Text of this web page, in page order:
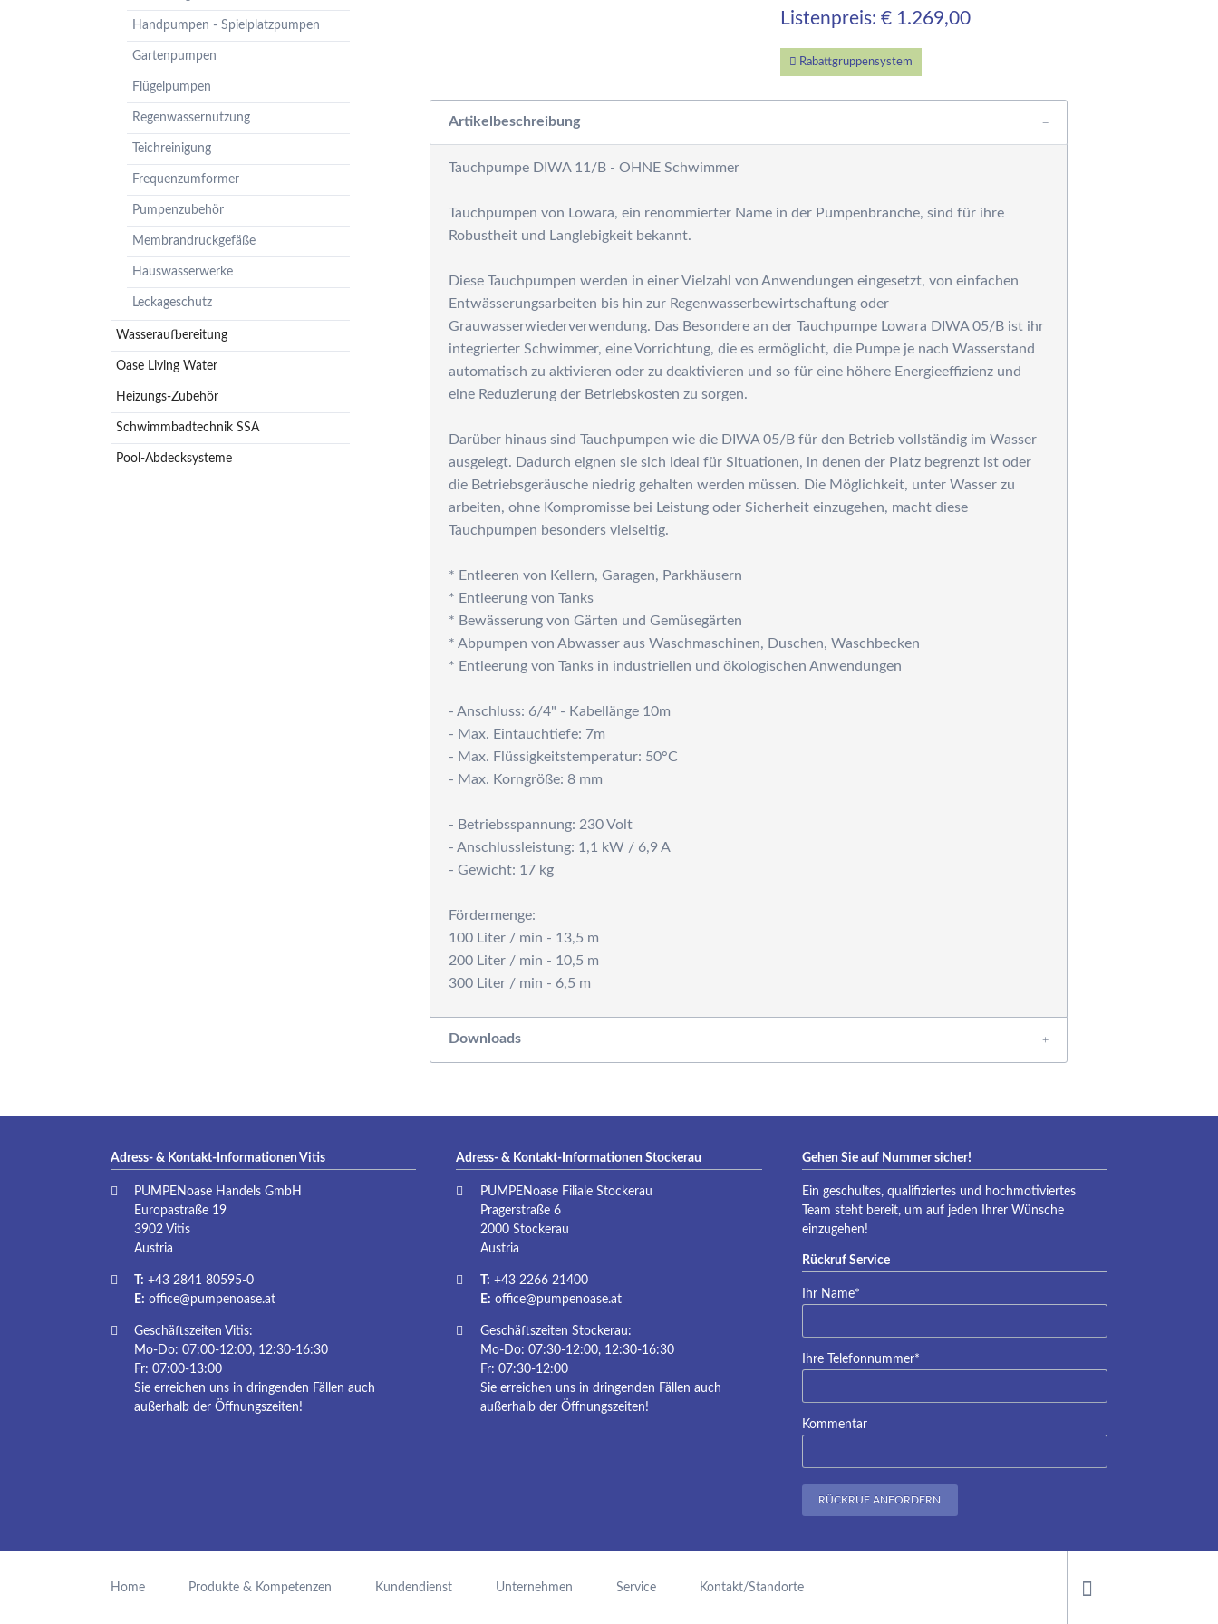
Pumpenzubehör
Membrandruckgefäße
Leckageschutz
Entfeuchtungsgeräte,
Solaranlagen
Brausen, Solarduschen
Gesamtkatalog
Gesamtkatalog
ASTRAL-Produkte
Listenpreis: € 1.269,00
Rabattgruppensystem
Artikelbeschreibung
Tauchpumpe DIWA 11/B - OHNE Schwimmer
Tauchpumpen von Lowara, ein renommierter Name in der Pumpenbranche, sind für ihre
Robustheit und Langlebigkeit bekannt.
Diese Tauchpumpen werden in einer Vielzahl von Anwendungen eingesetzt, von einfachen
Entwässerungsarbeiten bis hin zur Regenwasserbewirtschaftung oder
Grauwasserwiederverwendung. Das Besondere an der Tauchpumpe Lowara DIWA 05/B ist ihr
integrierter Schwimmer, eine Vorrichtung, die es ermöglicht, die Pumpe je nach Wasserstand
automatisch zu aktivieren oder zu deaktivieren und so für eine höhere Energieeffizienz und
eine Reduzierung der Betriebskosten zu sorgen.
Darüber hinaus sind Tauchpumpen wie die DIWA 05/B für den Betrieb vollständig im Wasser
ausgelegt. Dadurch eignen sie sich ideal für Situationen, in denen der Platz begrenzt ist oder
die Betriebsgeräusche niedrig gehalten werden müssen. Die Möglichkeit, unter Wasser zu
arbeiten, ohne Kompromisse bei Leistung oder Sicherheit einzugehen, macht diese
Tauchpumpen besonders vielseitig.
* Entleeren von Kellern, Garagen, Parkhäusern
* Entleerung von Tanks
* Bewässerung von Gärten und Gemüsegärten
* Abpumpen von Abwasser aus Waschmaschinen, Duschen, Waschbecken
* Entleerung von Tanks in industriellen und ökologischen Anwendungen
- Anschluss: 6/4" - Kabellänge 10m
- Max. Eintauchtiefe: 7m
- Max. Flüssigkeitstemperatur: 50°C
- Max. Korngröße: 8 mm
- Betriebsspannung: 230 Volt
- Anschlussleistung: 1,1 kW / 6,9 A
- Gewicht: 17 kg
Fördermenge:
100 Liter / min - 13,5 m
200 Liter / min - 10,5 m
Downloads
Handpumpen - Spielplatzpumpen
Gartenpumpen
Flügelpumpen
Regenwassernutzung
Teichreinigung
Frequenzumformer
Pumpenzubehör
Membrandruckgefäße
Hauswasserwerke
Leckageschutz
Wasseraufbereitung
Oase Living Water
Heizungs-Zubehör
Schwimmbadtechnik SSA
Pool-Abdecksysteme
Adress- & Kontakt-Informationen Vitis
PUMPENoase Handels GmbH
Europastraße 19
3902 Vitis
Austria
T: +43 2841 80595-0
E: office@pumpenoase.at
Geschäftszeiten Vitis:
Mo-Do: 07:00-12:00, 12:30-16:30
Fr: 07:00-13:00
Sie erreichen uns in dringenden Fällen auch
außerhalb der Öffnungszeiten!
Adress- & Kontakt-Informationen Stockerau
PUMPENoase Filiale Stockerau
Pragerstraße 6
2000 Stockerau
Austria
T: +43 2266 21400
E: office@pumpenoase.at
Geschäftszeiten Stockerau:
Mo-Do: 07:30-12:00, 12:30-16:30
Fr: 07:30-12:00
Sie erreichen uns in dringenden Fällen auch
außerhalb der Öffnungszeiten!
Gehen Sie auf Nummer sicher!
Ein geschultes, qualifiziertes und hochmotiviertes
Team steht bereit, um auf jeden Ihrer Wünsche
einzugehen!
Rückruf Service
Pflichtfeld
Ihr Name*
Pflichtfeld
Ihre Telefonnummer*
Kommentar
RÜCKRUF ANFORDERN
überspringen
Home Produkte & Kompetenzen Kundendienst Unternehmen Service Kontakt/Standorte